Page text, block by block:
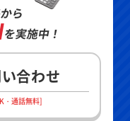
ら
を実施中！
合わせ
・通話無料]